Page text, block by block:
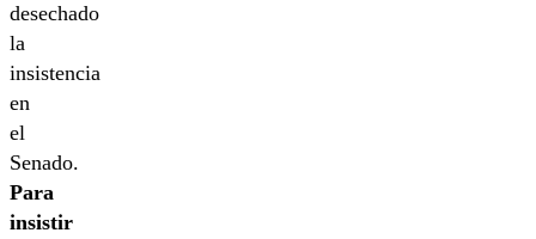
desechado
la
insistencia
en
el
Senado.
Para
insistir